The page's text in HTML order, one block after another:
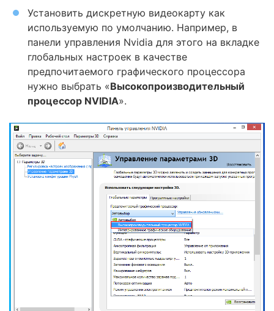
Установить дискретную видеокарту как
используемую по умолчанию. Например, в
панели управления Nvidia для этого на вкладке
глобальных настроек в качестве
предпочитаемого графического процессора
нужно выбрать «Высокопроизводительный
процессор NVIDIA».